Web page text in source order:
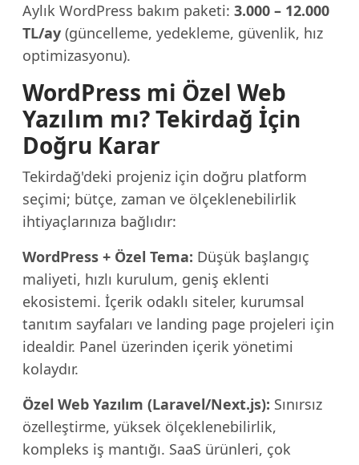
Aylık WordPress bakım paketi: 3.000 – 12.000
TL/ay (güncelleme, yedekleme, güvenlik, hız
optimizasyonu).
WordPress mi Özel Web
Yazılım mı? Tekirdağ İçin
Doğru Karar
Tekirdağ'deki projeniz için doğru platform
seçimi; bütçe, zaman ve ölçeklenebilirlik
ihtiyaçlarınıza bağlıdır:
WordPress + Özel Tema: Düşük başlangıç
maliyeti, hızlı kurulum, geniş eklenti
ekosistemi. İçerik odaklı siteler, kurumsal
tanıtım sayfaları ve landing page projeleri için
idealdir. Panel üzerinden içerik yönetimi
kolaydır.
Özel Web Yazılım (Laravel/Next.js): Sınırsız
özelleştirme, yüksek ölçeklenebilirlik,
kompleks iş mantığı. SaaS ürünleri, çok